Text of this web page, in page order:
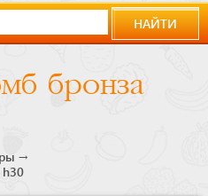
НАЙТИ
бронза
h30